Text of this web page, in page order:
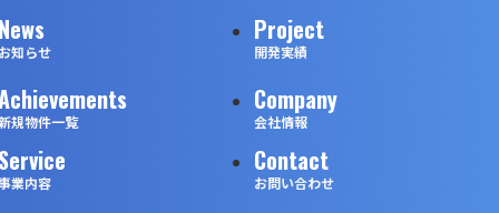
知らせ
Project
開発実績
規物件一覧
業内容
Company
会社情報
Contact
お問い合わせ